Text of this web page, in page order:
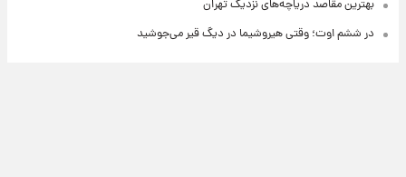
بهترین مقاصد دریاچه‌های نزدیک تهران
در ششم اوت؛ وقتی هیروشیما در دیگ قیر می‌جوشید